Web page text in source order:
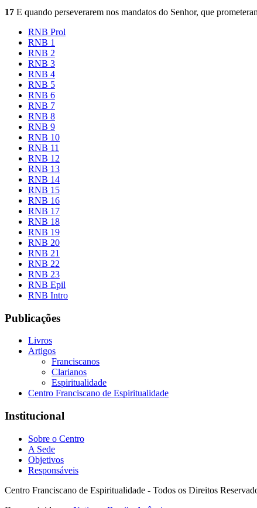
17 E quando perseverarem nos mandatos do Senhor, que
RNB Prol
RNB 1
RNB 2
RNB 3
RNB 4
RNB 5
RNB 6
RNB 7
RNB 8
RNB 9
RNB 10
RNB 11
RNB 12
RNB 13
RNB 14
RNB 15
RNB 16
RNB 17
RNB 18
RNB 19
RNB 20
RNB 21
RNB 22
RNB 23
RNB Epil
RNB Intro
Publicações
Livros
Artigos
Franciscanos
Clarianos
Espiritualidade
Centro Franciscano de Espiritualidade
Institucional
Sobre o Centro
A Sede
Objetivos
Responsáveis
Centro Franciscano de Espiritualidade - Todos os Direitos